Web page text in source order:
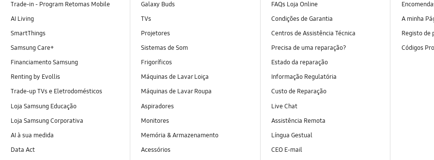
Trade-in - Program Retomas Mobile
AI Living
SmartThings
Samsung Care+
Financiamento Samsung
Renting by Evollis
Trade-up TVs e Eletrodomésticos
Loja Samsung Educação
Loja Samsung Corporativa
AI à sua medida
Data Act
Galaxy Buds
TVs
Projetores
Sistemas de Som
Frigoríficos
Máquinas de Lavar Loiça
Máquinas de Lavar Roupa
Aspiradores
Monitores
Memória & Armazenamento
Acessórios
FAQs Loja Online
Condições de Garantia
Centros de Assistência Técnica
Precisa de uma reparação?
Estado da reparação
Informação Regulatória
Custo de Reparação
Live Chat
Assistência Remota
Língua Gestual
CEO E-mail
A minha
Registo de
Códigos